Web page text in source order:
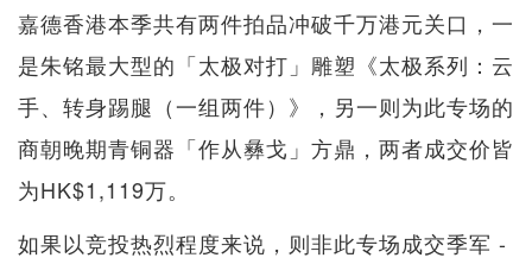
嘉德香港本季共有两件拍品冲破千万港元关口，一
是朱铭最大型的「太极对打」雕塑《太极系列：云
手、转身踢腿（一组两件）》，另一则为此专场的
商朝晚期青铜器「作从彝戈」方鼎，两者成交价皆
为HK$1,119万。
如果以竞投热烈程度来说，则非此专场成交季军 -